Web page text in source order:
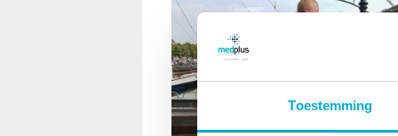
Toestemming